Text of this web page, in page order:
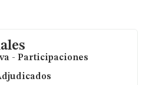
- Participaciones